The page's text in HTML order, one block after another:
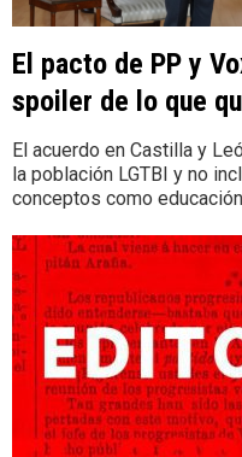
El pacto de PP y
spoiler de lo que
El acuerdo en Castilla y
la población LGTBI y no
conceptos como